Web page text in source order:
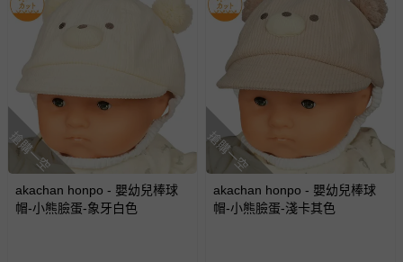
搶購一空
akachan honpo - 嬰幼兒棒球
帽-小熊臉蛋-象牙白色
搶購一空
akachan honpo - 嬰幼兒棒球
帽-小熊臉蛋-淺卡其色